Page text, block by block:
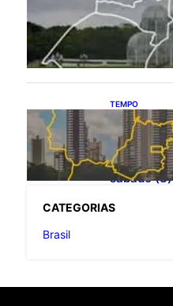
O TEMPO
previsão
Região
TEMPO
O TEMPO
previsão
Região
sábado (8)
CATEGORIAS
Brasil